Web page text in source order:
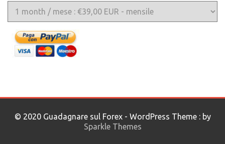
© 2020 Guadagnare sul Forex - WordPress Theme : by
Sparkle Themes